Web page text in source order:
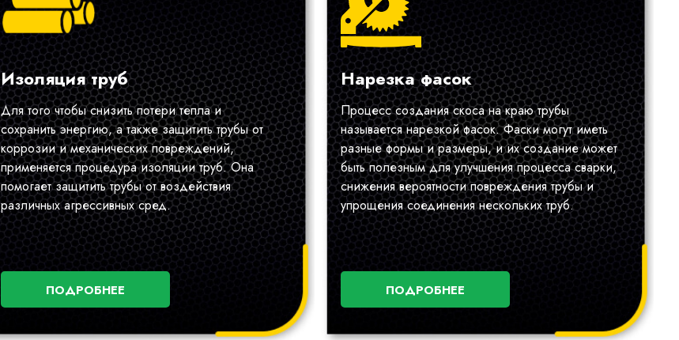
Изоляция труб
Для того чтобы снизить потери тепла и
сохранить энергию, а также защитить трубы от
коррозии и механических повреждений,
применяется процедура изоляции труб. Она
помогает защитить трубы от воздействия
различных агрессивных сред.
ПОДРОБНЕЕ
Нарезка фасок
Процесс создания скоса на краю трубы
называется нарезкой фасок. Фаски могут иметь
разные формы и размеры, и их создание может
быть полезным для улучшения процесса сварки,
снижения вероятности повреждения трубы и
упрощения соединения нескольких труб.
ПОДРОБНЕЕ